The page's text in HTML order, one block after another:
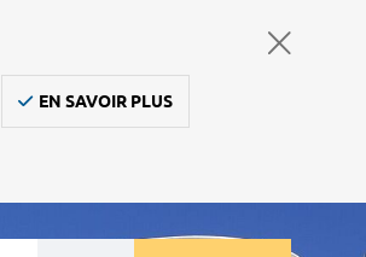
EN SAVOIR PLUS